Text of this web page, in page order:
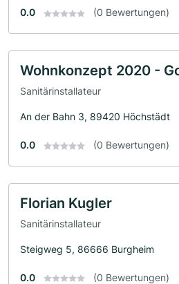
0.0 (0 Bewertungen)
Wohnkonzept 2020 -
Sanitärinstallateur
An der Bahn 3, 89420 Höchstädt
0.0 (0 Bewertungen)
Florian Kugler
Sanitärinstallateur
Steigweg 5, 86666 Burgheim
0.0 (0 Bewertungen)